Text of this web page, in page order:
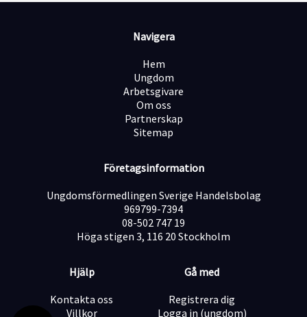
Navigera
Hem
Ungdom
Arbetsgivare
Om oss
Partnerskap
Sitemap
Företagsinformation
Ungdomsförmedlingen Sverige Handelsbolag
969799-7394
08-502 747 19
Höga stigen 3, 116 20 Stockholm
Hjälp
Kontakta oss
Villkor
Gå med
Registrera dig
Logga in (ungdom)